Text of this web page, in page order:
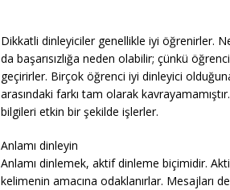
Dikkatli dinleyiciler genellikle iyi öğrenirler.
da başarısızlığa neden olabilir; çünkü
geçirirler. Birçok öğrenci iyi dinleyici
arasındaki farkı tam olarak
bilgileri etkin bir şekilde işlerler.
Anlamı dinleyin
Anlamı dinlemek, aktif dinleme biçimidir.
kelimenin amacına odaklanırlar. Mesajları